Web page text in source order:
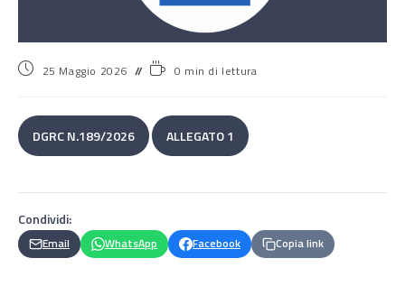
25 Maggio 2026 0 min di lettura
DGRC N.189/2026 ALLEGATO 1
Condividi:
Email WhatsApp Facebook Copia link